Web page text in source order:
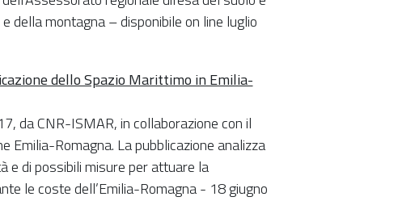
della montagna – disponibile on line luglio
dello Spazio Marittimo in Emilia-
da CNR-ISMAR, in collaborazione con il
Emilia-Romagna. La pubblicazione analizza
e di possibili misure per attuare la
le coste dell’Emilia-Romagna - 18 giugno